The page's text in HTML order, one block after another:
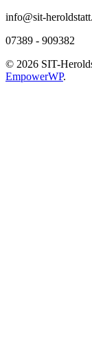
info@sit-
07389 - 909382
© 2026 SIT-
EmpowerWP.